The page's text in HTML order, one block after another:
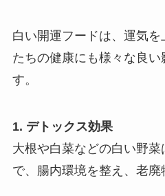
白い開運フードは、運気
たちの健康にも様々な良い
す。
1. デトックス効果
大根や白菜などの白い野
で、腸内環境を整え、老廃